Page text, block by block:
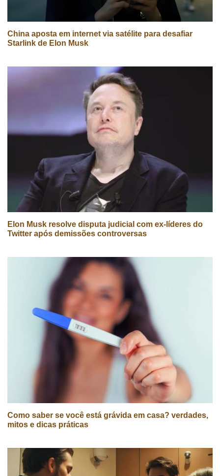
China aposta em internet via satélite para desafiar
Starlink de Elon Musk
Elon Musk resolve disputa judicial com ex-líderes do
Twitter após demissões controversas
Como saber se você está grávida em casa? verdades,
mitos e dicas práticas